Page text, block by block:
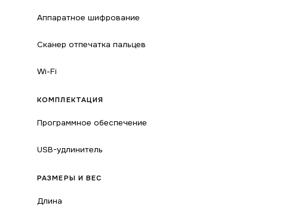
Аппаратное шифрование
Сканер отпечатка пальцев
Wi-Fi
КОМПЛЕКТАЦИЯ
Программное обеспечение
USB-удлинитель
РАЗМЕРЫ И ВЕС
Длина